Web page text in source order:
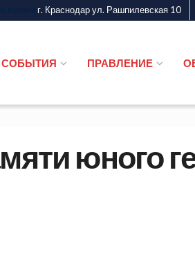
г. Краснодар ул. Рашпилевская 10
СОБЫТИЯ ПРАВЛЕНИЕ
юного